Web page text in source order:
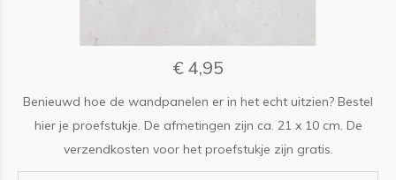
€ 4,95
Benieuwd hoe de wandpanelen er in het echt uitzien? Bestel
hier je proefstukje. De afmetingen zijn ca. 21 x 10 cm. De
verzendkosten voor het proefstukje zijn gratis.